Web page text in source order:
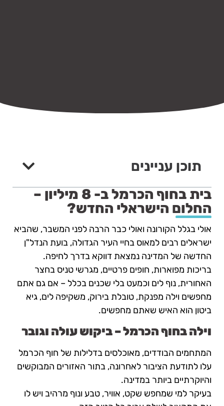
תוכן עניינים
בית בחוף הכרמל ב- 8 מיליון –
החלום הישראלי החדש?
אולי בגלל הקורונה ואולי כבר הרבה לפני המשבר, שהביא
ישראלים רבים למאוס בחיי העיר הגדולה, בועת הנדל"ן
החדשה של המדינה נמצאת דווקא בדרך לחיפה.
בריכות מפוארות, חופים פרטיים, מגרשי טניס בחצר
האחורית, נוף לים וכמעט בלי שכנים בכלל – אם גם אתם
מחפשים וילה מפנקת, טובלת בירוק, משקיפה לים, גיא
ביטון הוא האיש שאתם מחפשים.
וילה בחוף הכרמל – ביקוש עולה וגובר
המתחמים הבודדים, מאוכלסים בדלילות של חוף הכרמל
עלו לתודעת הציבור לאחרונה, בתור האזורים המבוקשים
והיוקרתיים ביותר במדינה.
בעיקר למי שמחפש שקט, אוויר, טבע ונוף מרהיב ויש לו